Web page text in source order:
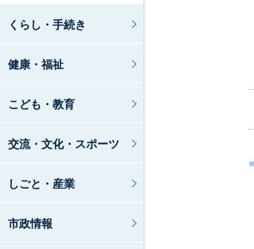
くらし・手続き
健康・福祉
こども・教育
交流・文化・スポーツ
しごと・産業
市政情報